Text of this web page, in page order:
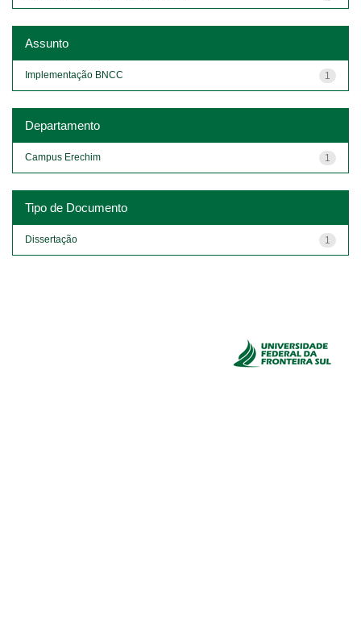
Assunto
1
Implementação BNCC
Departamento
1
Campus Erechim
Tipo de Documento
1
Dissertação